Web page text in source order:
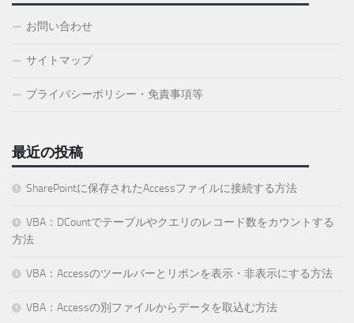
お問い合わせ
サイトマップ
プライバシーポリシー・免責事項等
最近の投稿
SharePointに保存されたAccessファイルに接続する方法
VBA：DCountでテーブルやクエリのレコード数をカウントする
方法
VBA：Accessのツールバーとリボンを表示・非表示にする方法
VBA：Accessの別ファイルからデータを取込む方法